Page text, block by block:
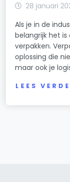
28 januari
Als je in de
belangrijk het
verpakken.
oplossing die
maar ook je
LEES